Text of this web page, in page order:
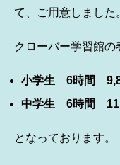
て、ご用意しました
クローバー学習館
小学生 6時間
中学生 6時間
となっております。